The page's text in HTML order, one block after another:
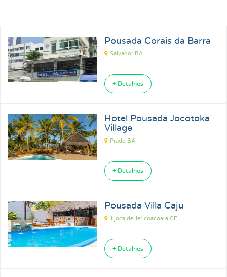
Pousada Corais da Barra
Salvador BA
+ Detalhes
Hotel Pousada Jocotoka
Village
Prado BA
+ Detalhes
Pousada Villa Caju
Jijoca de Jericoacoara CE
+ Detalhes